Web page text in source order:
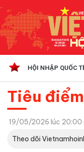
HỘI NHẬP QUỐC
Tiêu điểm
19/05/2026 lúc 20:00
Theo dõi